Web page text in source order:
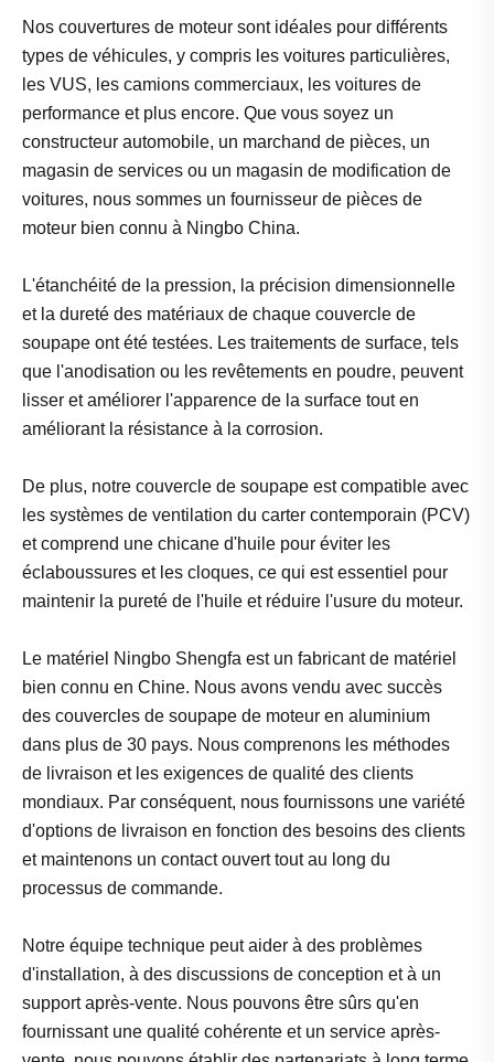
Nos couvertures de moteur sont idéales pour différents
types de véhicules, y compris les voitures particulières,
les VUS, les camions commerciaux, les voitures de
performance et plus encore. Que vous soyez un
constructeur automobile, un marchand de pièces, un
magasin de services ou un magasin de modification de
voitures, nous sommes un fournisseur de pièces de
moteur bien connu à Ningbo China.
L'étanchéité de la pression, la précision dimensionnelle
et la dureté des matériaux de chaque couvercle de
soupape ont été testées. Les traitements de surface, tels
que l'anodisation ou les revêtements en poudre, peuvent
lisser et améliorer l'apparence de la surface tout en
améliorant la résistance à la corrosion.
De plus, notre couvercle de soupape est compatible avec
les systèmes de ventilation du carter contemporain (PCV)
et comprend une chicane d'huile pour éviter les
éclaboussures et les cloques, ce qui est essentiel pour
maintenir la pureté de l'huile et réduire l'usure du moteur.
Le matériel Ningbo Shengfa est un fabricant de matériel
bien connu en Chine. Nous avons vendu avec succès
des couvercles de soupape de moteur en aluminium
dans plus de 30 pays. Nous comprenons les méthodes
de livraison et les exigences de qualité des clients
mondiaux. Par conséquent, nous fournissons une variété
d'options de livraison en fonction des besoins des clients
et maintenons un contact ouvert tout au long du
processus de commande.
Notre équipe technique peut aider à des problèmes
d'installation, à des discussions de conception et à un
support après-vente. Nous pouvons être sûrs qu'en
fournissant une qualité cohérente et un service après-